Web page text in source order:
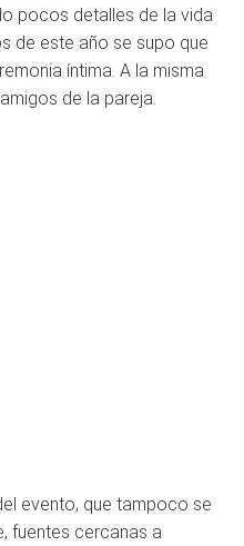
pocos detalles de la vida
de este año se supo que
íntima. A la misma
de la pareja.
evento, que tampoco se
fuentes cercanas a